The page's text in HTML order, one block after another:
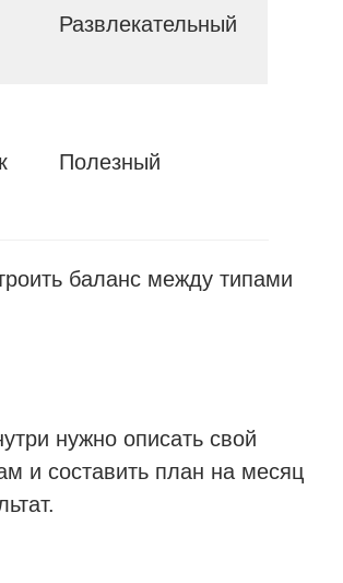
Развлекательный
Полезный
баланс между типами
нужно описать свой
и составить план на месяц